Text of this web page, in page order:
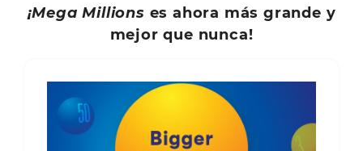
¡Mega Millions es ahora más grande y
mejor que nunca!